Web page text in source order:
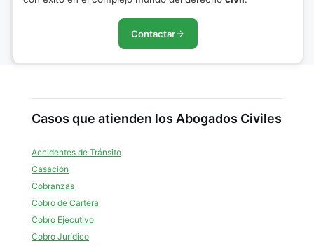
Contactar
Casos que atienden los Abogados Civiles
Accidentes de Tránsito
Casación
Cobranzas
Cobro de Cartera
Cobro Ejecutivo
Cobro Jurídico